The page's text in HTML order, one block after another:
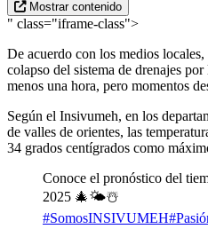
Mostrar contenido
" class="iframe-class">
De acuerdo con los medios
colapso del sistema de drenajes
menos una hora, pero momentos
Según el Insivumeh, en los
de valles de orientes, las
34 grados centígrados como
Conoce el pronóstico del
2025 🎄🌤️☃️
#SomosINSIVUMEH